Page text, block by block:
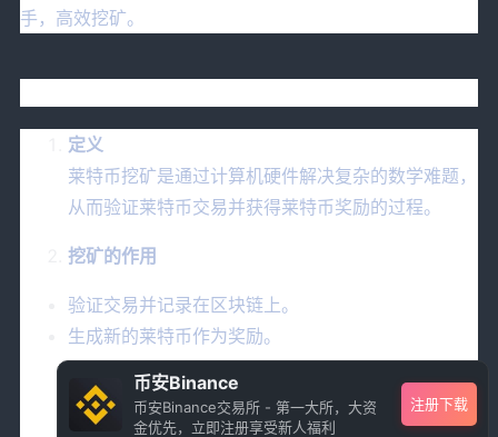
手，高效挖矿。
定义
莱特币挖矿是通过计算机硬件解决复杂的数学难题，
从而验证莱特币交易并获得莱特币奖励的过程。
挖矿的作用
验证交易并记录在区块链上。
生成新的莱特币作为奖励。
币安Binance
币安Binance交易所 - 第一大所，大资
金优先，立即注册享受新人福利
注册下载